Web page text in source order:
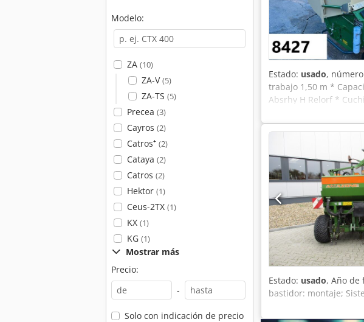
Modelo:
ZA (10)
ZA-V(5)
ZA-TS (5)
Precea (3)
Cayros (2)
Catros⁺ (2)
Cataya (2)
Catros (2)
Hektor (1)
Ceus-2TX (1)
KX (1)
KG (1)
Mostrar más
Precio:
-
Solo con indicación de precio
Estado: usado,
trabajo 1,50 m *
Absrhy H Relorf *
fuerza con rueda
rpm * Indicador de
disponible! Si tiene
cómodamente por
Estado: usado, Año de
bastidor: montaje;